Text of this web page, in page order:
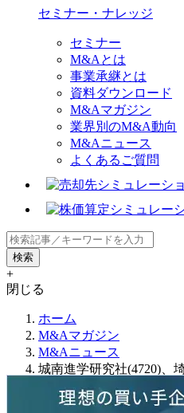
セミナー・ナレッジ
セミナー
M&Aとは
事業承継とは
資料ダウンロード
M&Aマガジン
業界別のM&A動向
M&Aニュース
よくあるご質問
+
閉じる
ホーム
M&Aマガジン
M&Aニュース
城南進学研究社(4720)、